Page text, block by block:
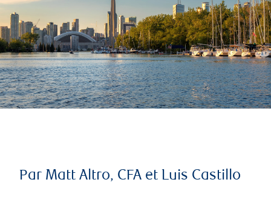
Par Matt Altro, CFA et Luis Castillo